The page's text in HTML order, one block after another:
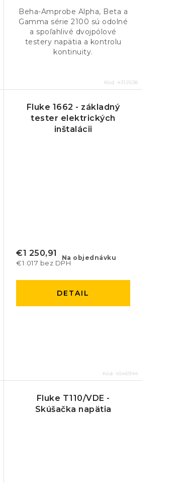
Beha-Amprobe Alpha, Beta a
Gamma série 2100 sú odolné
a spoľahlivé dvojpólové
testery napätia a kontrolu
kontinuity.
Kód:4312508
Fluke 1662 - základný
tester elektrických
inštalácii
Na objednávku
€1 017 bez DPH
€1 250,91
DETAIL
Kód:4546944
Fluke T110/VDE -
Skúšačka napätia